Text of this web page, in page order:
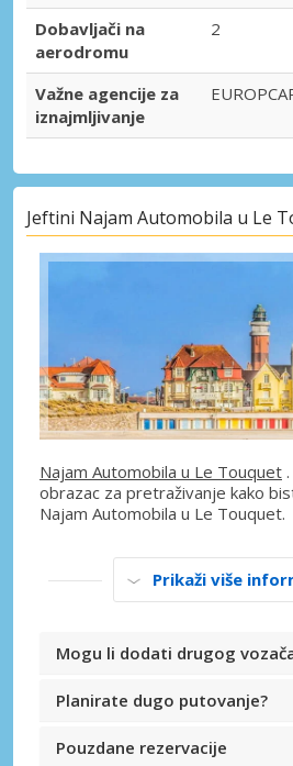
Dobavljači na
aerodromu
2
Važne agencije za
iznajmljivanje
Jeftini Najam Automobila u Le
Najam Automobila u Le Touquet
obrazac za pretraživanje kako
Najam Automobila u Le Touquet.
Prikaži više
Mogu li dodati drugog
Planirate dugo putovanje?
Pouzdane rezervacije